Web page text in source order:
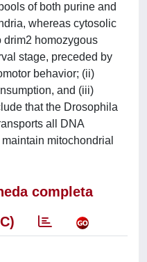
of both purine and
whereas cytosolic
drim2 homozygous
stage, preceded by
behavior; (ii)
and (iii)
that the Drosophila
all DNA
mitochondrial
completa